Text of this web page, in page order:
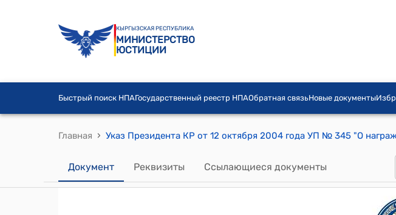
КЫРГЫЗСКАЯ РЕСПУБЛИКА
МИНИСТЕРСТВО
ЮСТИЦИИ
Быстрый поиск НПАГосударственный реестр НПАОбратная связьНовые документы
Главная ›
Документ Реквизиты Ссылающиеся документы